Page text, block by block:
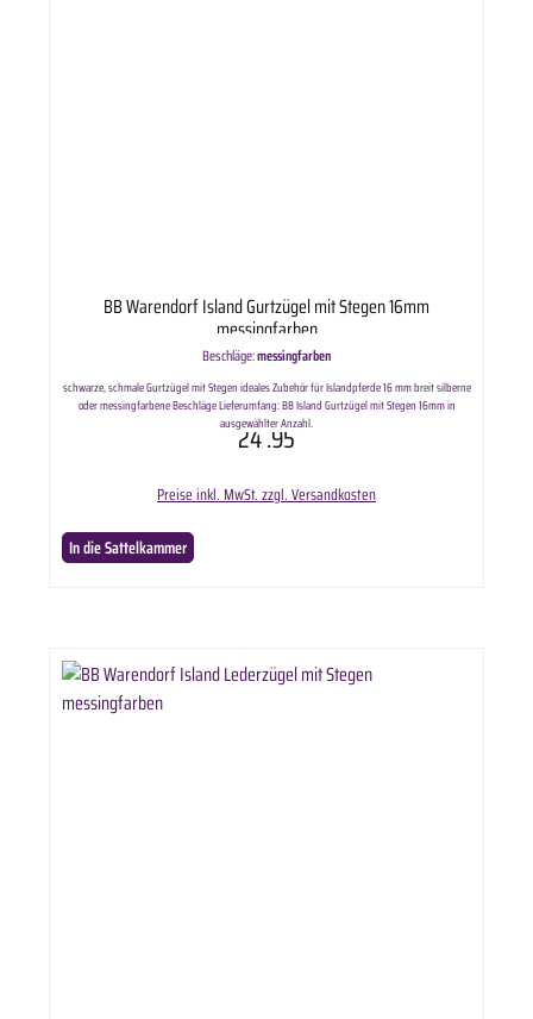
BB Warendorf Island Gurtzügel mit Stegen 16mm
messingfarben
Beschläge:messingfarben
schwarze, schmale Gurtzügel mit Stegen ideales Zubehör für Islandpferde 16 mm breit silberne
oder messingfarbene Beschläge Lieferumfang: BB Island Gurtzügel mit Stegen 16mm in
ausgewählter Anzahl.
24.95
Preise inkl. MwSt. zzgl. Versandkosten
In die Sattelkammer